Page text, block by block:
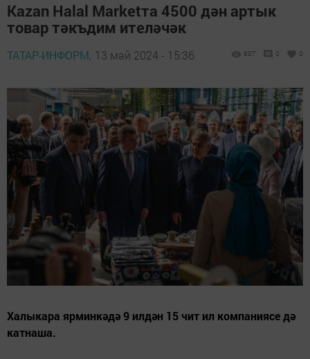
Kazan Halal Marketта 4500 дән артык
товар тәкъдим ителәчәк
ТАТАР-ИНФОРМ, 13 май 2024 - 15:36 807 0 0
Халыкара ярминкәдә 9 илдән 15 чит ил компаниясе дә
катнаша.